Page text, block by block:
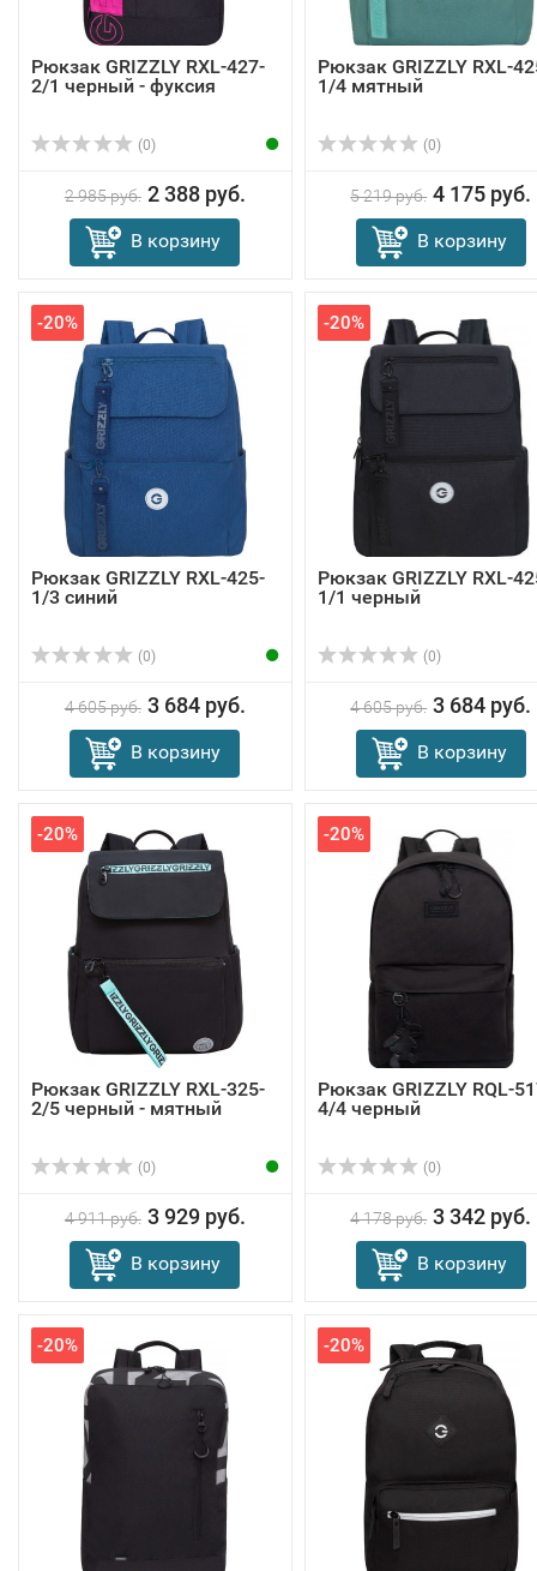
Рюкзак GRIZZLY RXL-427-
2/1 черный - фуксия
(0)
2 985 руб. 2 388 руб.
В корзину
Рюкзак GRIZZLY RXL-
1/4 мятный
(0)
5 219 руб. 4 175 руб.
В корзину
-20%
Рюкзак GRIZZLY RXL-425-
1/3 синий
(0)
4 605 руб. 3 684 руб.
В корзину
-20%
Рюкзак GRIZZLY RXL-
1/1 черный
(0)
4 605 руб. 3 684 руб.
В корзину
-20%
Рюкзак GRIZZLY RXL-325-
2/5 черный - мятный
(0)
4 911 руб. 3 929 руб.
В корзину
-20%
Рюкзак GRIZZLY RQL-
4/4 черный
(0)
4 178 руб. 3 342 руб.
В корзину
-20% -20%